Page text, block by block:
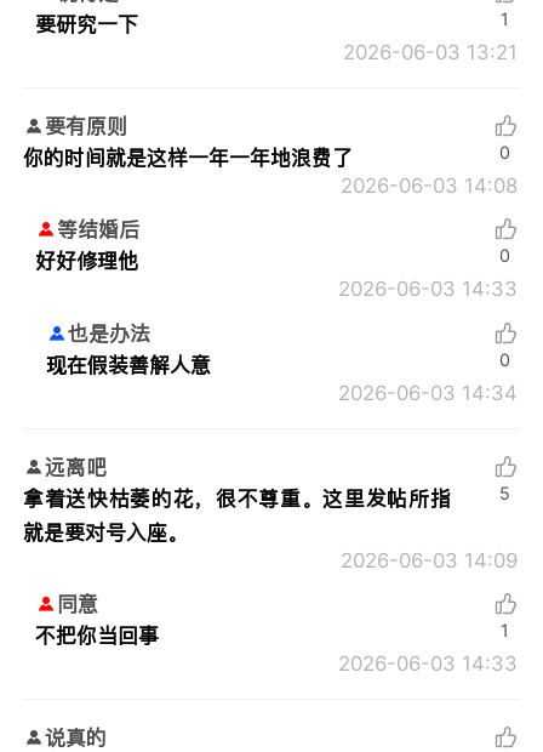
要研究一下
2026-06-03 13:21
1
要有原则
你的时间就是这样一年一年地浪费了
2026-06-03 14:08
0
等结婚后
好好修理他
2026-06-03 14:33
0
也是办法
现在假装善解人意
2026-06-03 14:34
0
远离吧
拿着送快枯萎的花，很不尊重。这里发帖所指
就是要对号入座。
2026-06-03 14:09
5
同意
不把你当回事
2026-06-03 14:33
1
说真的